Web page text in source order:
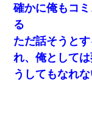
確かに俺もコ
る
ただ話そうと
れ、俺として
うしてもなれ